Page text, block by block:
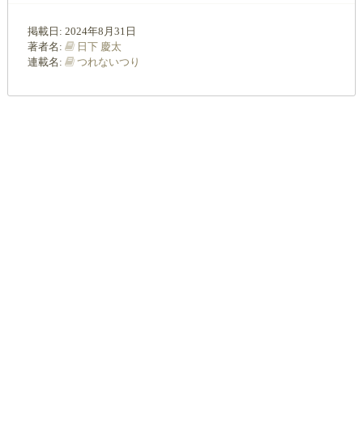
掲載日: 2024年8月31日
著者名:
日下 慶太
連載名:
つれないつり